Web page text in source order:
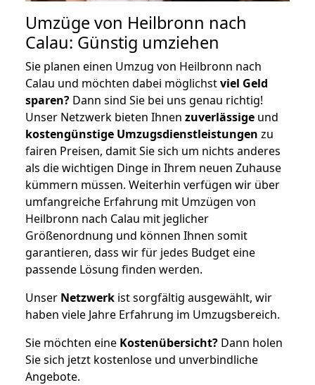
Umzüge von Heilbronn nach
Calau: Günstig umziehen
Sie planen einen Umzug von Heilbronn nach
Calau und möchten dabei möglichstviel Geld
sparen? Dann sind Sie bei uns genau richtig!
Unser Netzwerk bieten Ihnen zuverlässige und
kostengünstige Umzugsdienstleistungen zu
fairen Preisen, damit Sie sich um nichts anderes
als die wichtigen Dinge in Ihrem neuen Zuhause
kümmern müssen. Weiterhin verfügen wir über
umfangreiche Erfahrung mit Umzügen von
Heilbronn nach Calau mit jeglicher
Größenordnung und können Ihnen somit
garantieren, dass wir für jedes Budget eine
passende Lösung finden werden.
Unser Netzwerk ist sorgfältig ausgewählt, wir
haben viele Jahre Erfahrung im Umzugsbereich.
Sie möchten eine Kostenübersicht? Dann holen
Sie sich jetzt kostenlose und unverbindliche
Angebote.